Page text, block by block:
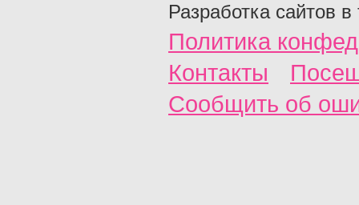
Разработка сайтов в
Политика
Контакты
Сообщить об